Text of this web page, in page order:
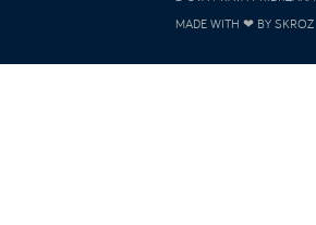
MADE WITH ❤ BY SKROZ